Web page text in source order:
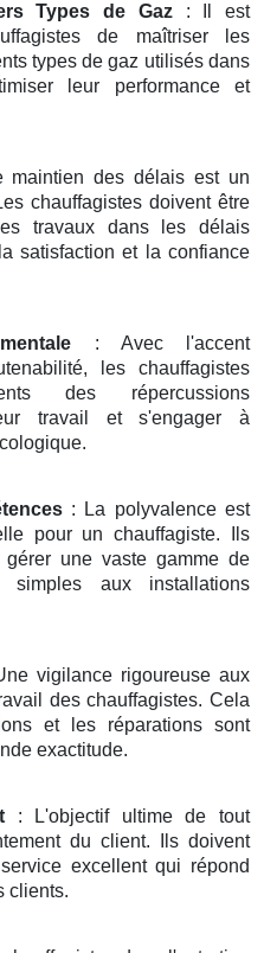
Types de Gaz: Il est
de maîtriser les
types de gaz utilisés dans
leur performance et
des délais est un
chauffagistes doivent être
travaux dans les délais
satisfaction et la confiance
: Avec l'accent
les chauffagistes
des répercussions
travail et s'engager à
: La polyvalence est
pour un chauffagiste. Ils
une vaste gamme de
simples aux installations
vigilance rigoureuse aux
des chauffagistes. Cela
et les réparations sont
exactitude.
: L'objectif ultime de tout
du client. Ils doivent
excellent qui répond
clients.